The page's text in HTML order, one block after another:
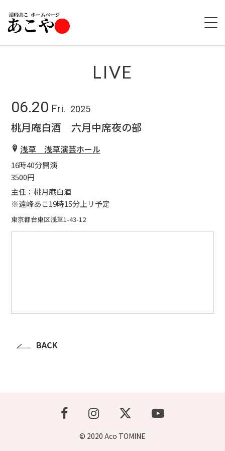
LIVE
06.20 Fri. 2025
桃月庵白酒 六月中席夜の部
浅草 浅草演芸ホール
16時40分開演
3500円
主任：桃月庵白酒
※遠峰あこ19時15分上リ予定
東京都台東区浅草1-43-12
BACK
© 2020 Aco TOMINE